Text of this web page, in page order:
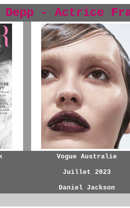
- Actrice
Vogue Australie
Juillet 2023
Daniel Jackson